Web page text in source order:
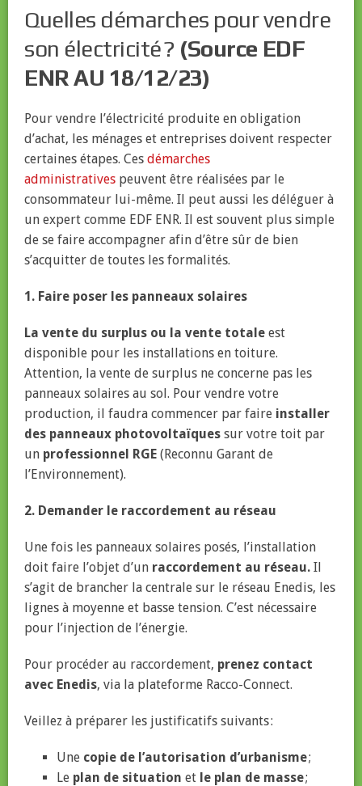
Quelles démarches pour vendre
son électricité ? (Source EDF
ENR AU 18/12/23)
Pour vendre l’électricité produite en obligation
d’achat, les ménages et entreprises doivent respecter
certaines étapes. Ces démarches
administratives peuvent être réalisées par le
consommateur lui-même. Il peut aussi les déléguer à
un expert comme EDF ENR. Il est souvent plus simple
de se faire accompagner afin d’être sûr de bien
s’acquitter de toutes les formalités.
1. Faire poser les panneaux solaires
La vente du surplus ou la vente totale est
disponible pour les installations en toiture.
Attention, la vente de surplus ne concerne pas les
panneaux solaires au sol. Pour vendre votre
production, il faudra commencer par faire installer
des panneaux photovoltaïques sur votre toit par
un professionnel RGE (Reconnu Garant de
l’Environnement).
2. Demander le raccordement au réseau
Une fois les panneaux solaires posés, l’installation
doit faire l’objet d’un raccordement au réseau. Il
s’agit de brancher la centrale sur le réseau Enedis, les
lignes à moyenne et basse tension. C’est nécessaire
pour l’injection de l’énergie.
Pour procéder au raccordement, prenez contact
avec Enedis, via la plateforme Racco-Connect.
Veillez à préparer les justificatifs suivants :
Une copie de l’autorisation d’urbanisme;
Le plan de situation et le plan de masse;